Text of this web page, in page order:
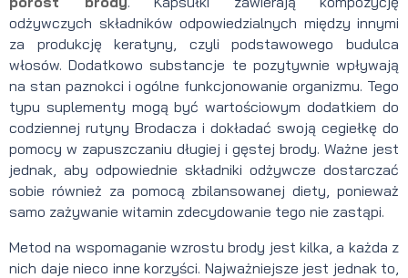
odżywczych składników odpowiedzialnych między innymi
za produkcję keratyny, czyli podstawowego budulca
włosów. Dodatkowo substancje te pozytywnie wpływają
na stan paznokci i ogólne funkcjonowanie organizmu. Tego
typu suplementy mogą być wartościowym dodatkiem do
codziennej rutyny Brodacza i dokładać swoją cegiełkę do
pomocy w zapuszczaniu długiej i gęstej brody. Ważne jest
jednak, aby odpowiednie składniki odżywcze dostarczać
sobie również za pomocą zbilansowanej diety, ponieważ
samo zażywanie witamin zdecydowanie tego nie zastąpi.
Metod na wspomaganie wzrostu brody jest kilka, a każda z
nich daje nieco inne korzyści. Najważniejsze jest jednak to,